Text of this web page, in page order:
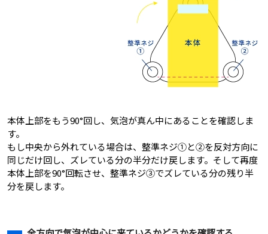
本体上部をもう90°回し、気泡が真ん中にあることを確認しま
す。
もし中央から外れている場合は、整準ネジ①と②を反対方向に
同じだけ回し、ズレている分の半分だけ戻します。そして再度
本体上部を90°回転させ、整準ネジ③でズレている分の残り半
分を戻します。